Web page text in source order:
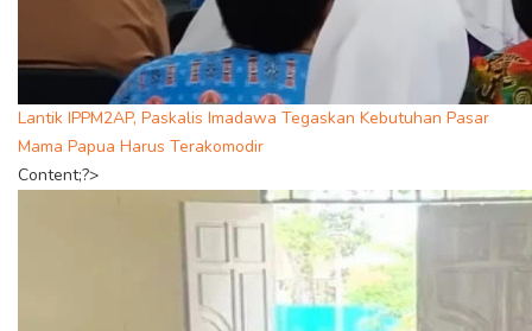
Lantik IPPM2AP, Paskalis Imadawa Tegaskan Kebutuhan Pasar
Mama Papua Harus Terakomodir
Content;?>